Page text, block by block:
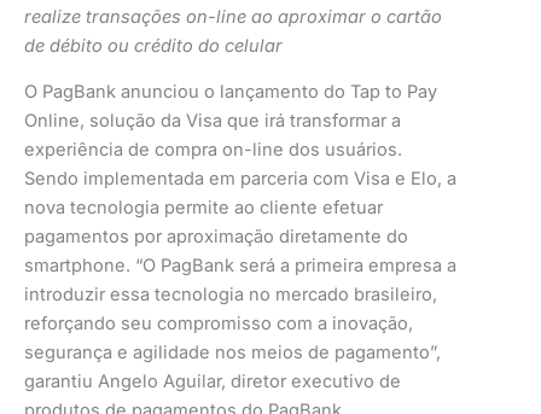
realize transações on-line ao aproximar o cartão
de débito ou crédito do celular
O PagBank anunciou o lançamento do Tap to Pay
Online, solução da Visa que irá transformar a
experiência de compra on-line dos usuários.
Sendo implementada em parceria com Visa e Elo, a
nova tecnologia permite ao cliente efetuar
pagamentos por aproximação diretamente do
smartphone. “O PagBank será a primeira empresa a
introduzir essa tecnologia no mercado brasileiro,
reforçando seu compromisso com a inovação,
segurança e agilidade nos meios de pagamento”,
garantiu Angelo Aguilar, diretor executivo de